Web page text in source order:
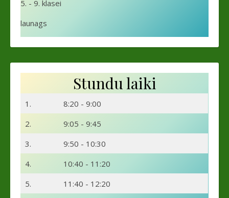
5. - 9. klasei
launags
Stundu laiki
1.
8:20 - 9:00
2.
9:05 - 9:45
3.
9:50 - 10:30
4.
10:40 - 11:20
5.
11:40 - 12:20